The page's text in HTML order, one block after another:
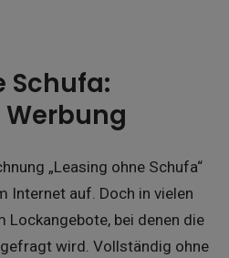
Schufa:
„Leasing ohne Schufa“
Internet auf. Doch in vielen
Lockangebote, bei denen die
wird. Vollständig ohne